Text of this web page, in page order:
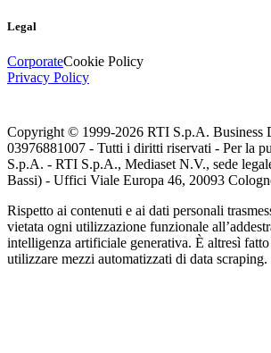
Legal
CorporateCookie Policy
Privacy Policy
Copyright © 1999-2026 RTI S.p.A. Business
03976881007 - Tutti i diritti riservati - Per la
S.p.A. - RTI S.p.A., Mediaset N.V., sede
Bassi) - Uffici Viale Europa 46, 20093
Rispetto ai contenuti e ai dati personali
vietata ogni utilizzazione funzionale
intelligenza artificiale generativa. È altresì
utilizzare mezzi automatizzati di data scraping.